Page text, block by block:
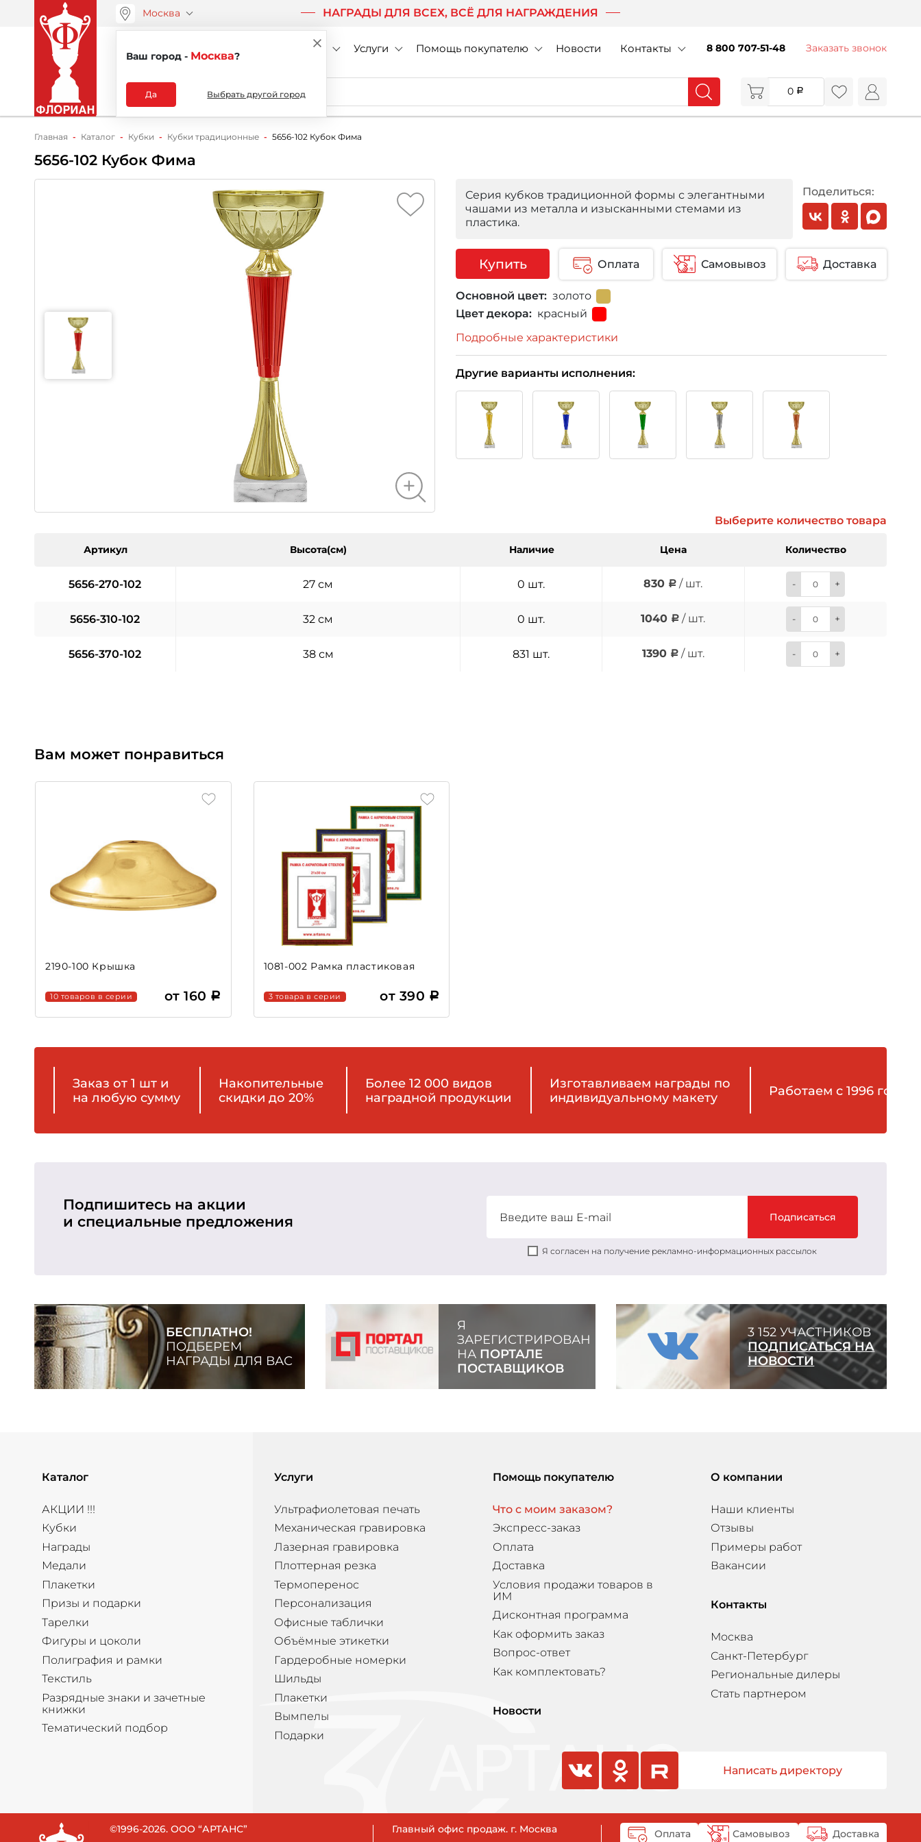
Москва
Ваш город - Москва?
Да Выбрать другой город
НАГРАДЫ ДЛЯ ВСЕХ, ВСЁ ДЛЯ НАГРАЖДЕНИЯ
+7 (495) 730-51-48 О компании Услуги Помощь покупателю Новости Контакты 8 800 707-51-48 Заказать звонок
Каталог 0
Главная Каталог Кубки Кубки традиционные 5656-102 Кубок Фима
5656-102 Кубок Фима
Серия кубков традиционной формы с элегантными
чашами из металла и изысканными стемами из
пластика.
Поделиться:
Купить Оплата Самовывоз Доставка
Основной цвет: золото
Цвет декора: красный
Подробные характеристики
Другие варианты исполнения:
Выберите количество товара
Артикул Высота(см) Наличие Цена Количество
5656-270-102 27 см 0 шт. 830 / шт. - +
5656-310-102 32 см 0 шт. 1040 / шт. - +
5656-370-102 38 см 831 шт. 1390 / шт. - +
Вам может понравиться
2190-100 Крышка
10 товаров в серии от 160
1081-002 Рамка пластиковая
3 товара в серии от 390
Заказ от 1 шт и
на любую сумму
Накопительные
скидки до 20%
Более 12 000 видов
наградной продукции
Изготавливаем награды по
индивидуальному макету
Работаем с 1996 года
Подпишитесь на акции
и специальные предложения
Подписаться
Я согласен на получение рекламно-информационных рассылок
БЕСПЛАТНО!
ПОДБЕРЕМ
НАГРАДЫ ДЛЯ ВАС
Я
ЗАРЕГИСТРИРОВАН
НА ПОРТАЛЕ
ПОСТАВЩИКОВ
3 152 УЧАСТНИКОВ
ПОДПИСАТЬСЯ НА
НОВОСТИ
Каталог
АКЦИИ !!!
Кубки
Награды
Медали
Плакетки
Призы и подарки
Тарелки
Фигуры и цоколи
Полиграфия и рамки
Текстиль
Разрядные знаки и зачетные
книжки
Тематический подбор
Услуги
Ультрафиолетовая печать
Механическая гравировка
Лазерная гравировка
Плоттерная резка
Термоперенос
Персонализация
Офисные таблички
Объёмные этикетки
Гардеробные номерки
Шильды
Плакетки
Вымпелы
Подарки
Помощь покупателю
Что с моим заказом?
Экспресс-заказ
Оплата
Доставка
Условия продажи товаров в
ИМ
Дисконтная программа
Как оформить заказ
Вопрос-ответ
Как комплектовать?
Новости
О компании
Наши клиенты
Отзывы
Примеры работ
Вакансии
Контакты
Москва
Санкт-Петербург
Региональные дилеры
Стать партнером
vkontakteodnoklasniki rutube
Написать директору
©1996-2026. ООО “АРТАНС” Главный офис продаж. г. Москва Оплата Самовывоз Доставка